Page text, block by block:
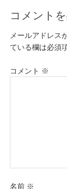
コメント
メールアドレス
ている欄は必須
コメント ※
名前 ※